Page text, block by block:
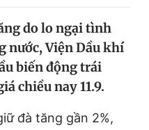
Bạn cần biết
do lo ngại tình
nước, Viện Dầu khí
biến động trái
chiều nay 11.9.
đà tăng gần 2%,